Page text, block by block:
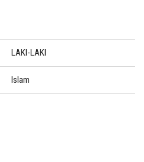
LAKI-LAKI
Islam